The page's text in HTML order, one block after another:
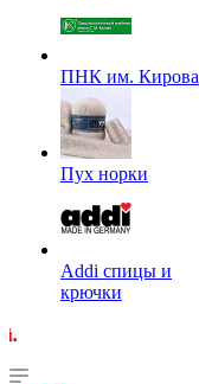
ПНК им. Кирова
Пух норки
Addi спицы и
крючки